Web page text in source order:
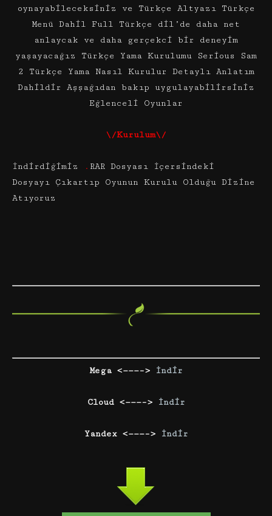
oynayabileceksiniz ve Türkçe Altyazı Türkçe
Menü Dahil Full Türkçe dil’de daha net
anlaycak ve daha gerçekci bir deneyim
yaşayacağız Türkçe Yama Kurulumu Serious Sam
2 Türkçe Yama Nasıl Kurulur Detaylı Anlatım
Dahildir Aşşağıdan bakıp uygulayabilirsiniz
Eğlenceli Oyunlar
\/Kurulum\/
İndirdiğimiz . RAR Dosyası İçersindeki
Dosyayı Çıkartıp Oyunun Kurulu Olduğu Dizine
Atıyoruz
Mega <———–> İndir
Cloud <———–> İndir
Yandex <———–> İndir